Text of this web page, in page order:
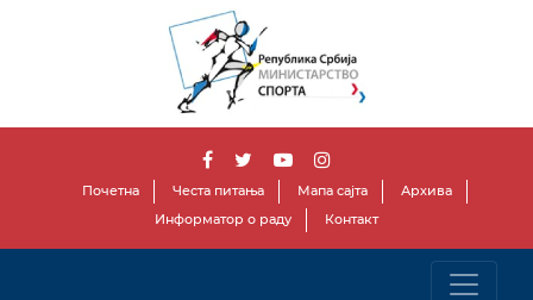
Почетна Честа питања Мапа сајта
Архива
Информатор о раду
Контакт